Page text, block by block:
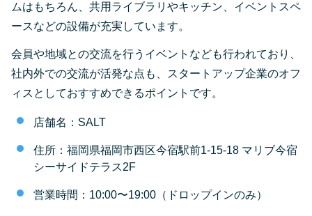
ムはもちろん、共用ライブラリやキッチン、イベントスペ
ースなどの設備が充実しています。
会員や地域との交流を行うイベントなども行われており、
社内外での交流が活発な点も、スタートアップ企業のオフ
ィスとしておすすめできるポイントです。
店舗名：SALT
住所：福岡県福岡市西区今宿駅前1-15-18 マリブ今宿
シーサイドテラス2F
営業時間：10:00〜19:00（ドロップインのみ）